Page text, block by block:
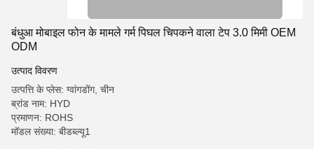
बंधुआ मोबाइल फोन के मामले गर्म पिघल चिपकने वाला टेप 3.0 मिमी OEM
ODM
उत्पाद विवरण
उत्पत्ति के प्लेस: ग्वांगडोंग, चीन
ब्रांड नाम: HYD
प्रमाणन: ROHS
मॉडल संख्या: बीडब्ल्यू1